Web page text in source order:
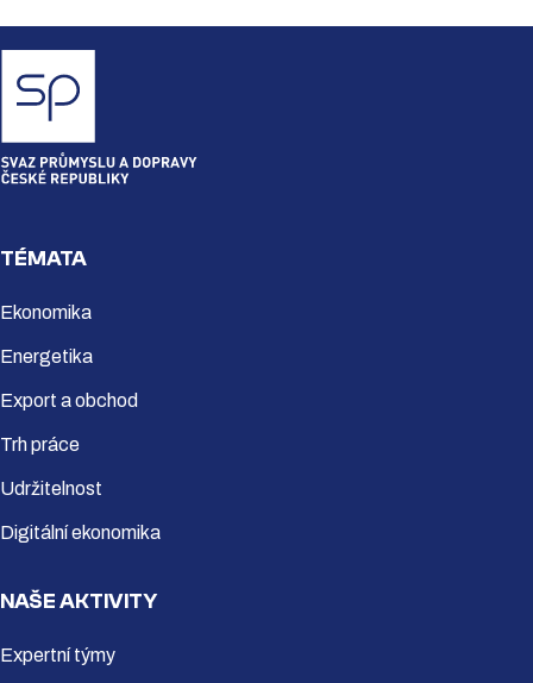
TÉMATA
Ekonomika
Energetika
Export a obchod
Trh práce
Udržitelnost
Digitální ekonomika
NAŠE AKTIVITY
Expertní týmy